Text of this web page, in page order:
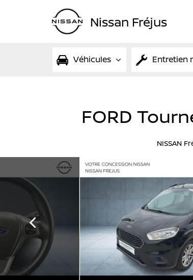
Nissan Fréjus
Véhicules Entretien
FORD
NISSAN